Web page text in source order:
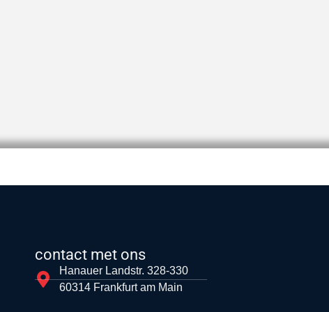
contact met ons
Hanauer Landstr. 328-330
60314 Frankfurt am Main